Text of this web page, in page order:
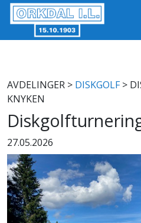
AVDELINGER > DISKGOLF>
KNYKEN
27.05.2026